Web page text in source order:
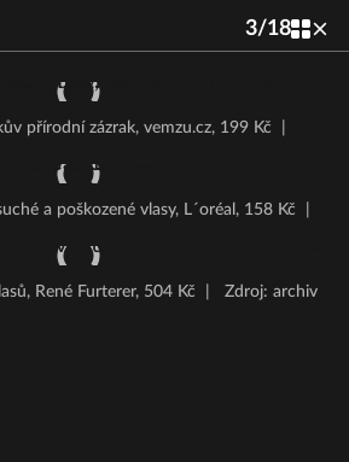
3/18
přírodní zázrak, vemzu.cz, 199 Kč
a poškozené vlasy, L´oréal, 158 Kč
René Furterer, 504 Kč
Zdroj: archiv